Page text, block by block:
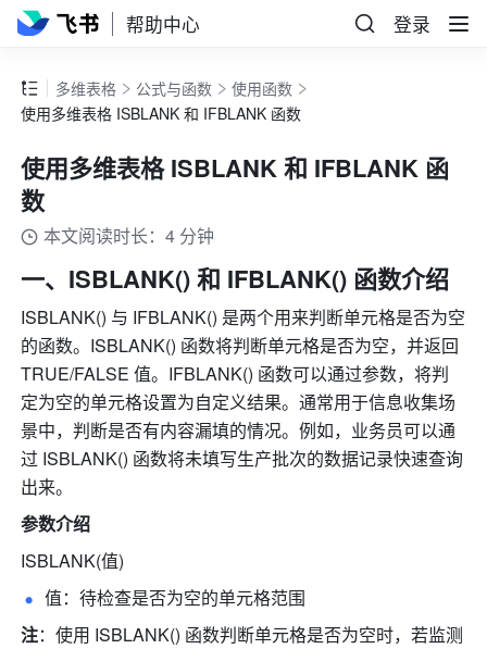
帮助中心 登录
多维表格 公式与函数
使用函数
使用多维表格 ISBLANK 和 IFBLANK 函数
使用多维表格 ISBLANK 和 IFBLANK 函
数
本文阅读时长：4 分钟
一、ISBLANK() 和 IFBLANK() 函数介绍
ISBLANK() 与 IFBLANK() 是两个用来判断单元格是否为空
的函数。ISBLANK() 函数将判断单元格是否为空，并返回
TRUE/FALSE 值。IFBLANK() 函数可以通过参数，将判
定为空的单元格设置为自定义结果。通常用于信息收集场
景中，判断是否有内容漏填的情况。例如，业务员可以通
过 ISBLANK() 函数将未填写生产批次的数据记录快速查询
出来。
参数介绍
ISBLANK(值)
值：待检查是否为空的单元格范围
注：使用 ISBLANK() 函数判断单元格是否为空时，若监测